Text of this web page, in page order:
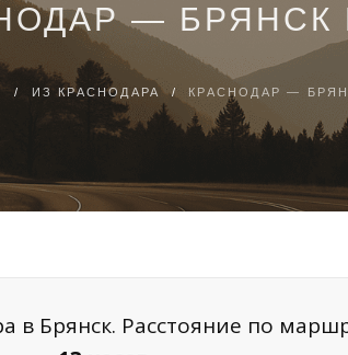
—
/ ИЗ КРАСНОДАРА / КРАСНОДАР —
в Брянск. Расстояние по